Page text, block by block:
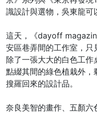
識設計與選物，吳東龍可
這天，《dayoff
安區巷弄間的工作室，只
除了一張大大的白色工作
點綴其間的綠色植栽外
搜羅回來的設計品。
奈良美智的畫作、五顏